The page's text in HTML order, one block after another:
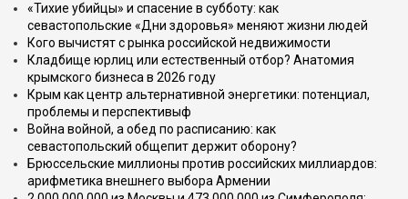
«Тихие убийцы» и спасение в субботу: как
севастопольские «Дни здоровья» меняют жизни людей
Кого вычистят с рынка российской недвижимости
Кладбище юрлиц или естественный отбор? Анатомия
крымского бизнеса в 2026 году
Крым как центр альтернативной энергетики: потенциал,
проблемы и перспективыф
Война войной, а обед по расписанию: как
севастопольский общепит держит оборону?
Брюссельские миллионы против российских миллиардов:
арифметика внешнего выбора Армении